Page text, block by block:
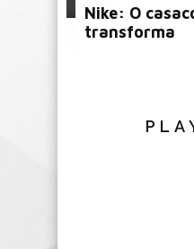
Nike: O
transforma